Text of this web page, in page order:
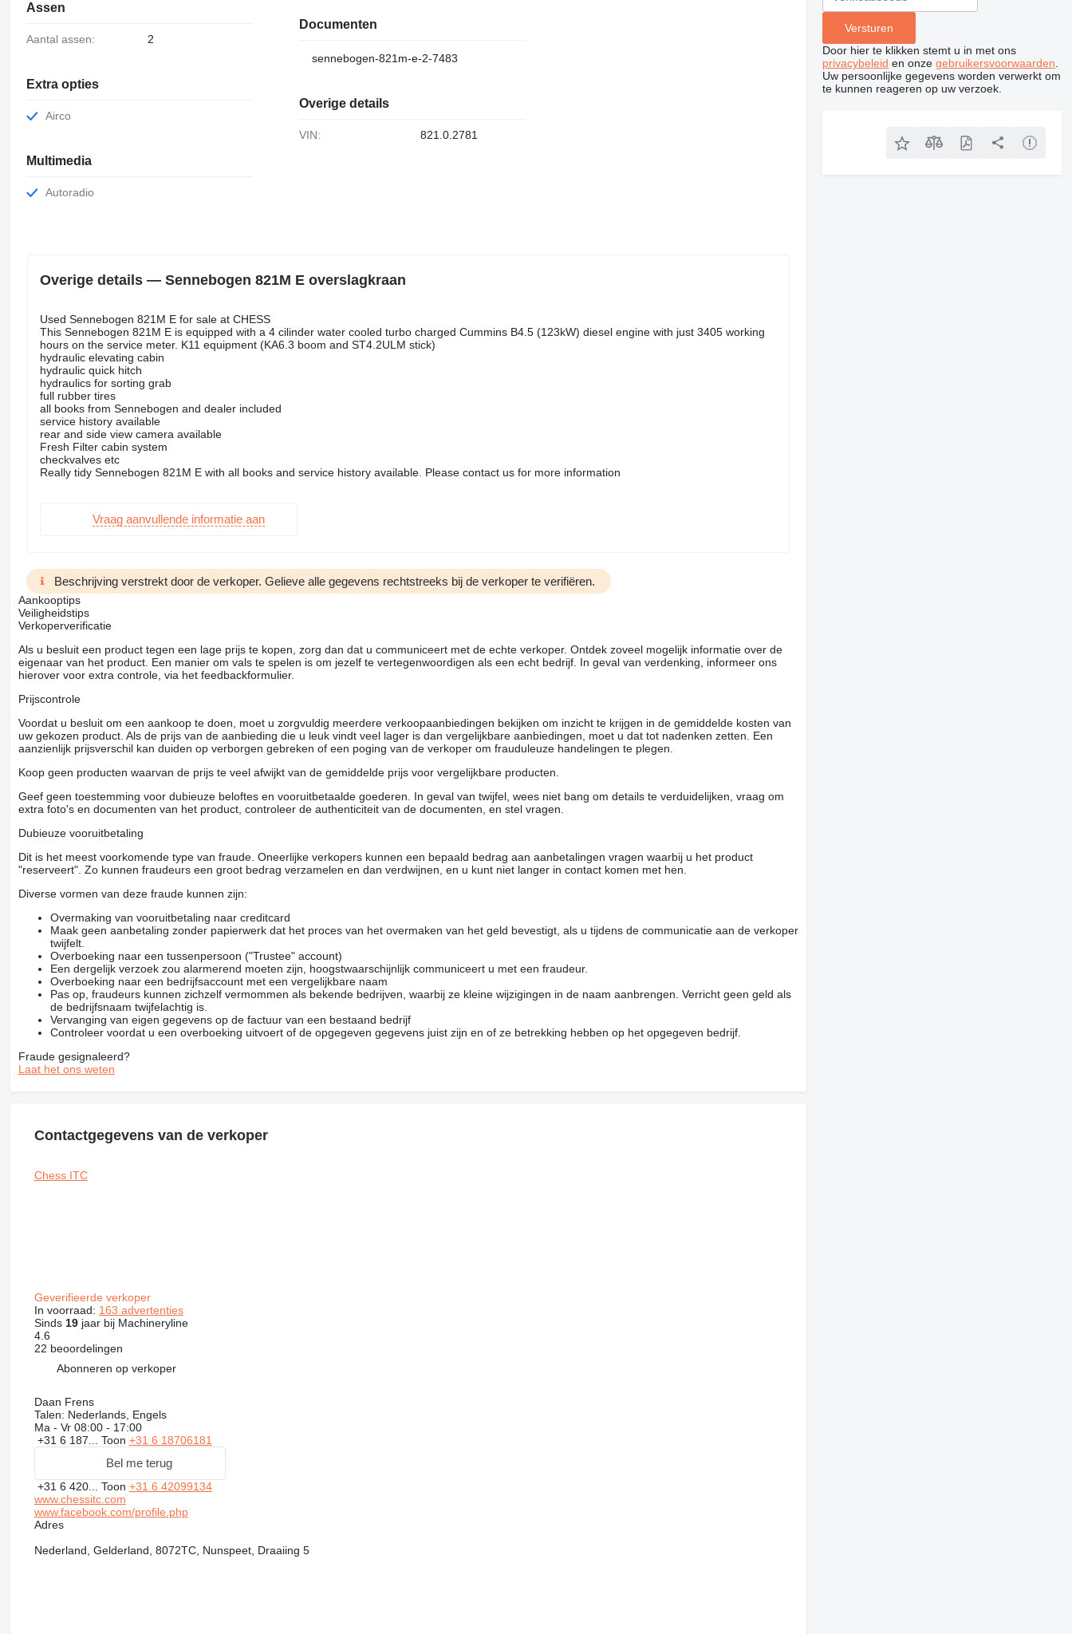
Assen
Aantal assen: 2
Extra opties
Airco
Multimedia
Autoradio
Documenten
sennebogen-821m-e-2-7483
Overige details
VIN: 821.0.2781
Overige details — Sennebogen 821M E overslagkraan
Used Sennebogen 821M E for sale at CHESS
This Sennebogen 821M E is equipped with a 4 cilinder water cooled turbo charged Cummins B4.5 (123kW) diesel engine with just 3405 working
hours on the service meter. K11 equipment (KA6.3 boom and ST4.2ULM stick)
hydraulic elevating cabin
hydraulic quick hitch
hydraulics for sorting grab
full rubber tires
all books from Sennebogen and dealer included
service history available
rear and side view camera available
Fresh Filter cabin system
checkvalves etc
Really tidy Sennebogen 821M E with all books and service history available. Please contact us for more information
Vraag aanvullende informatie aan
Beschrijving verstrekt door de verkoper. Gelieve alle gegevens rechtstreeks bij de verkoper te verifiëren.
Aankooptips
Veiligheidstips
Verkoperverificatie
Als u besluit een product tegen een lage prijs te kopen, zorg dan dat u communiceert met de echte verkoper. Ontdek zoveel mogelijk informatie over de
eigenaar van het product. Een manier om vals te spelen is om jezelf te vertegenwoordigen als een echt bedrijf. In geval van verdenking, informeer ons
hierover voor extra controle, via het feedbackformulier.
Prijscontrole
Voordat u besluit om een ​​aankoop te doen, moet u zorgvuldig meerdere verkoopaanbiedingen bekijken om inzicht te krijgen in de gemiddelde kosten van
uw gekozen product. Als de prijs van de aanbieding die u leuk vindt veel lager is dan vergelijkbare aanbiedingen, moet u dat tot nadenken zetten. Een
aanzienlijk prijsverschil kan duiden op verborgen gebreken of een poging van de verkoper om frauduleuze handelingen te plegen.
Koop geen producten waarvan de prijs te veel afwijkt van de gemiddelde prijs voor vergelijkbare producten.
Geef geen toestemming voor dubieuze beloftes en vooruitbetaalde goederen. In geval van twijfel, wees niet bang om details te verduidelijken, vraag om
extra foto's en documenten van het product, controleer de authenticiteit van de documenten, en stel vragen.
Dubieuze vooruitbetaling
Dit is het meest voorkomende type van fraude. Oneerlijke verkopers kunnen een bepaald bedrag aan aanbetalingen vragen waarbij u het product
"reserveert". Zo kunnen fraudeurs een groot bedrag verzamelen en dan verdwijnen, en u kunt niet langer in contact komen met hen.
Diverse vormen van deze fraude kunnen zijn:
Overmaking van vooruitbetaling naar creditcard
Maak geen aanbetaling zonder papierwerk dat het proces van het overmaken van het geld bevestigt, als u tijdens de communicatie aan de verkoper
twijfelt.
Overboeking naar een tussenpersoon ("Trustee" account)
Een dergelijk verzoek zou alarmerend moeten zijn, hoogstwaarschijnlijk communiceert u met een fraudeur.
Overboeking naar een bedrijfsaccount met een vergelijkbare naam
Pas op, fraudeurs kunnen zichzelf vermommen als bekende bedrijven, waarbij ze kleine wijzigingen in de naam aanbrengen. Verricht geen geld als
de bedrijfsnaam twijfelachtig is.
Vervanging van eigen gegevens op de factuur van een bestaand bedrijf
Controleer voordat u een overboeking uitvoert of de opgegeven gegevens juist zijn en of ze betrekking hebben op het opgegeven bedrijf.
Fraude gesignaleerd?
Laat het ons weten
Contactgegevens van de verkoper
Chess ITC
Geverifieerde verkoper
In voorraad: 163 advertenties
Sinds 19jaar bij Machineryline
4.6
22 beoordelingen
Abonneren op verkoper
Daan Frens
Talen: Nederlands, Engels
Ma - Vr 08:00 - 17:00
+31 6 187... Toon +31 6 18706181
Bel me terug
+31 6 420... Toon +31 6 42099134
www.chessitc.com
www.facebook.com/profile.php
Adres
Nederland, Gelderland, 8072TC, Nunspeet, Draaiing 5
Door hier te klikken stemt u in met ons
privacybeleid en onzegebruikersvoorwaarden
Uw persoonlijke gegevens worden verwerkt om
te kunnen reageren op uw verzoek.